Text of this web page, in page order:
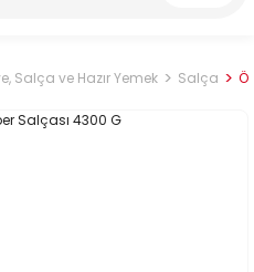
Salça ve Hazır Yemek Salça